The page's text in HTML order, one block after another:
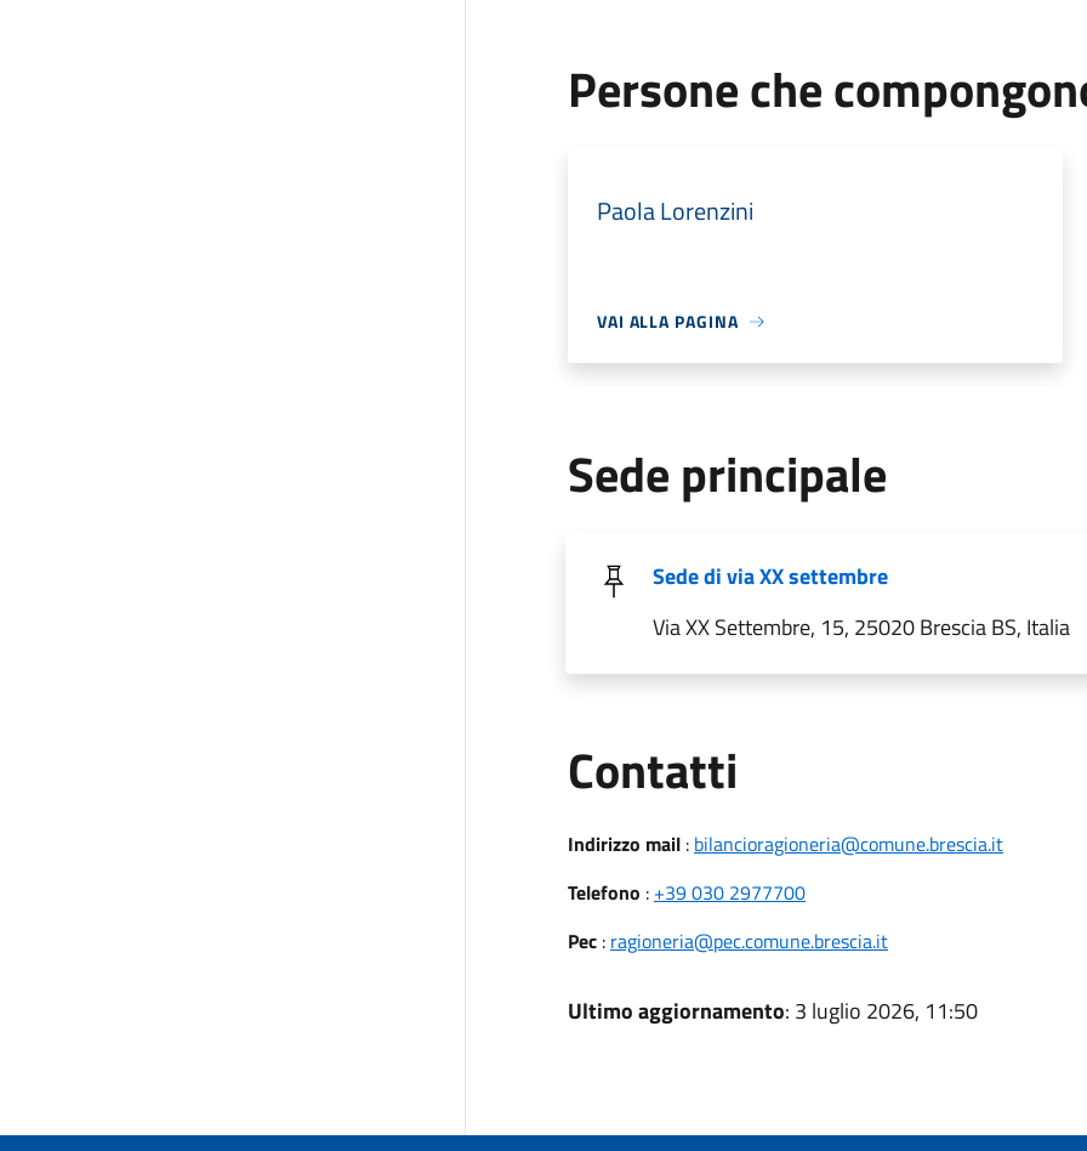
Persone che
Paola Lorenzini
VAI ALLA PAGINA
Sede principale
Sede di via XX settembre
Via XX Settembre, 15, 25020 Brescia BS, Italia
Contatti
Indirizzo mail: bilancioragioneria@comune.brescia.it
Telefono : +39 030 2977700
Pec: ragioneria@pec.comune.brescia.it
Ultimo aggiornamento: 3 luglio 2026, 11:50